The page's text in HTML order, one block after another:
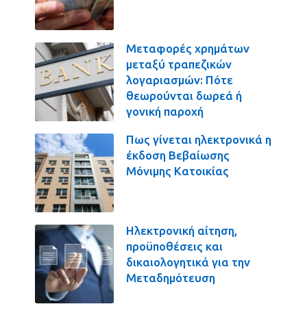
Μεταφορές χρημάτων
μεταξύ τραπεζικών
λογαριασμών: Πότε
θεωρούνται δωρεά ή
γονική παροχή
Πως γίνεται ηλεκτρονικά η
έκδοση Βεβαίωσης
Μόνιμης Κατοικίας
Ηλεκτρονική αίτηση,
προϋποθέσεις και
δικαιολογητικά για την
Μεταδημότευση